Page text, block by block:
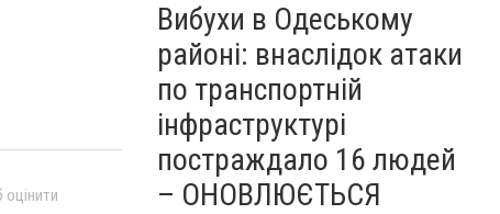
Вибухи в Одеському
районі: внаслідок атаки
по транспортній
інфраструктурі
постраждало 16 людей
– ОНОВЛЮЄТЬСЯ